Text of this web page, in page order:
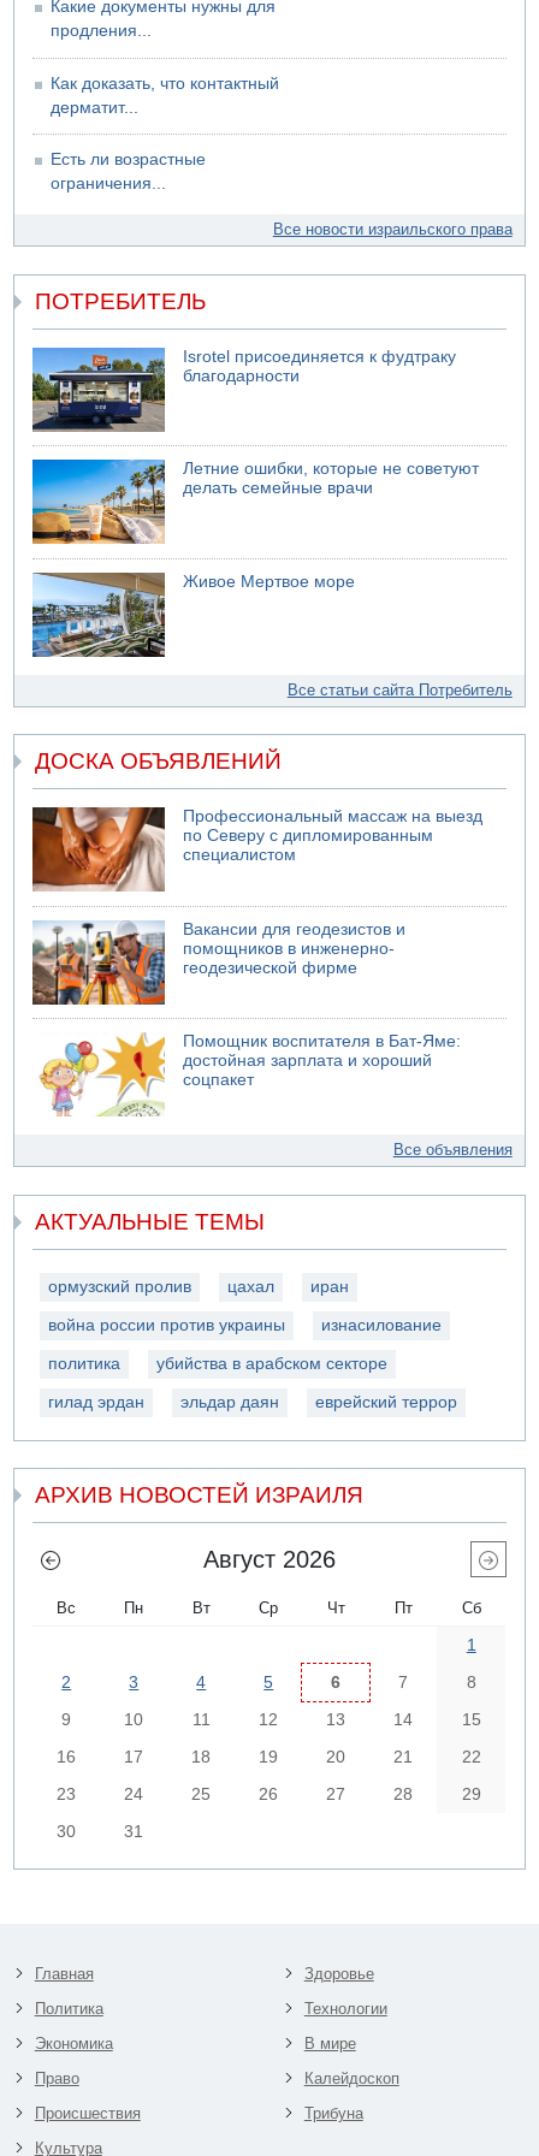
Какие документы нужны для
продления...
Как доказать, что контактный
дерматит...
Есть ли возрастные
ограничения...
Все новости израильского права
ПОТРЕБИТЕЛЬ
Isrotel присоединяется к фудтраку
благодарности
Летние ошибки, которые не советуют
делать семейные врачи
Живое Мертвое море
Все статьи сайта Потребитель
ДОСКА ОБЪЯВЛЕНИЙ
Профессиональный массаж на выезд
по Северу с дипломированным
специалистом
Вакансии для геодезистов и
помощников в инженерно-
геодезической фирме
Помощник воспитателя в Бат-Яме:
достойная зарплата и хороший
соцпакет
Все объявления
АКТУАЛЬНЫЕ ТЕМЫ
ормузский пролив цахал иран
война россии против украины изнасилование
политика убийства в арабском секторе
гилад эрдан эльдар даян еврейский террор
АРХИВ НОВОСТЕЙ ИЗРАИЛЯ
Август 2026
Вс Пн Вт Ср Чт Пт Сб
1
2
3 4 5 6 7
8
9
10 11 12 13 14
15
16
17 18 19 20 21
22
23
24 25 26 27 28
29
30
31
Главная
Политика
Экономика
Право
Происшествия
Культура
Здоровье
Технологии
В мире
Калейдоскоп
Трибуна